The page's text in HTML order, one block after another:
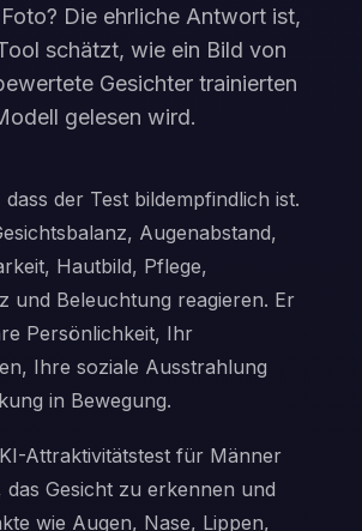
Die ehrliche Antwort ist,
schätzt, wie ein Bild von
Gesichter trainierten
gelesen wird.
dass der Test bildempfindlich ist.
Augenabstand,
Hautbild, Pflege,
und Beleuchtung reagieren. Er
Persönlichkeit, Ihr
Ihre soziale Ausstrahlung
in Bewegung.
Attraktivitätstest für Männer
das Gesicht zu erkennen und
wie Augen, Nase, Lippen,